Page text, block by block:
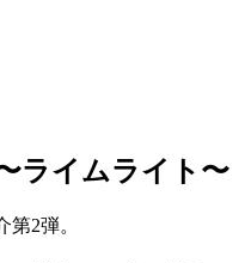
ライムライト〜
2弾。